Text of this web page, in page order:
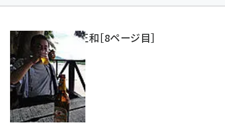
ツ
加藤銘のチーム貢献～仲間と築いた勝利の絆～ (2297)
iot女子会 (2248)
北海道をのんびり旅する晴山佳須夫のヒント集！ (2008)
drupal (1929)
genai (1468)
高橋 正和［8ページ目］